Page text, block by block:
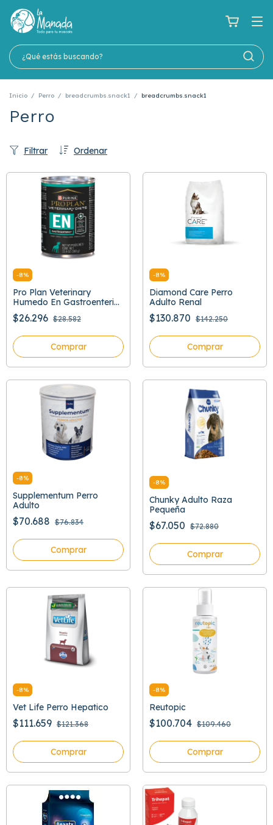
Inicio / Perro / breadcrumbs.snack1 / breadcrumbs.snack1
Perro
Ordenar
Filtrar
-8%
Pro Plan Veterinary
Humedo En Gastroenteric
379 Gr
$26.296 $28.582
Comprar
-8%
Diamond Care Perro
Adulto Renal
$130.870 $142.250
Comprar
-8%
Supplementum Perro
Adulto
$70.688 $76.834
Comprar
-8%
Chunky Adulto Raza
Pequeña
$67.050 $72.880
Comprar
-8%
Vet Life Perro Hepatico
$111.659 $121.368
Comprar
-8%
Reutopic
$100.704 $109.460
Comprar